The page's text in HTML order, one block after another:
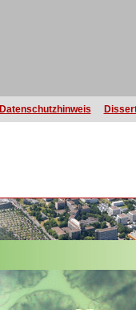
Datenschutzhinweis